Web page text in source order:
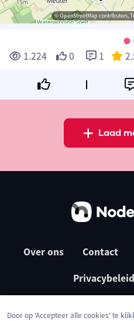
© OpenStreetMap contributors,
1.224 0 1
Laad
Over ons Contact
Privacybeleid
Door op 'Accepteer alle cookies' te